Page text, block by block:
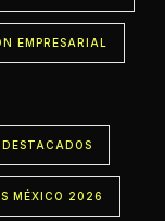
EMPRESARIAL
MÉXICO 2026